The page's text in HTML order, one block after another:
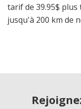
tarif de 39.95$ plus
jusqu'à 200 km de